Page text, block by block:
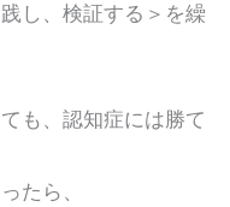
検証する＞を繰
も、認知症には勝て
たら、